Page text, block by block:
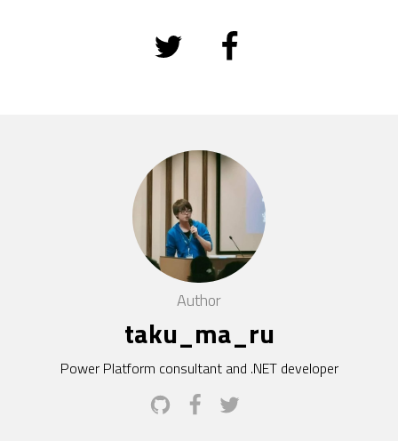
Author
taku_ma_ru
Power Platform consultant and .NET developer